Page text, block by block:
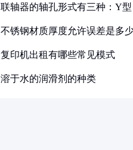
联轴器的轴孔形式有三种：Y型
不锈钢材质厚度允许误差是多
复印机出租有哪些常见模式
溶于水的润滑剂的种类